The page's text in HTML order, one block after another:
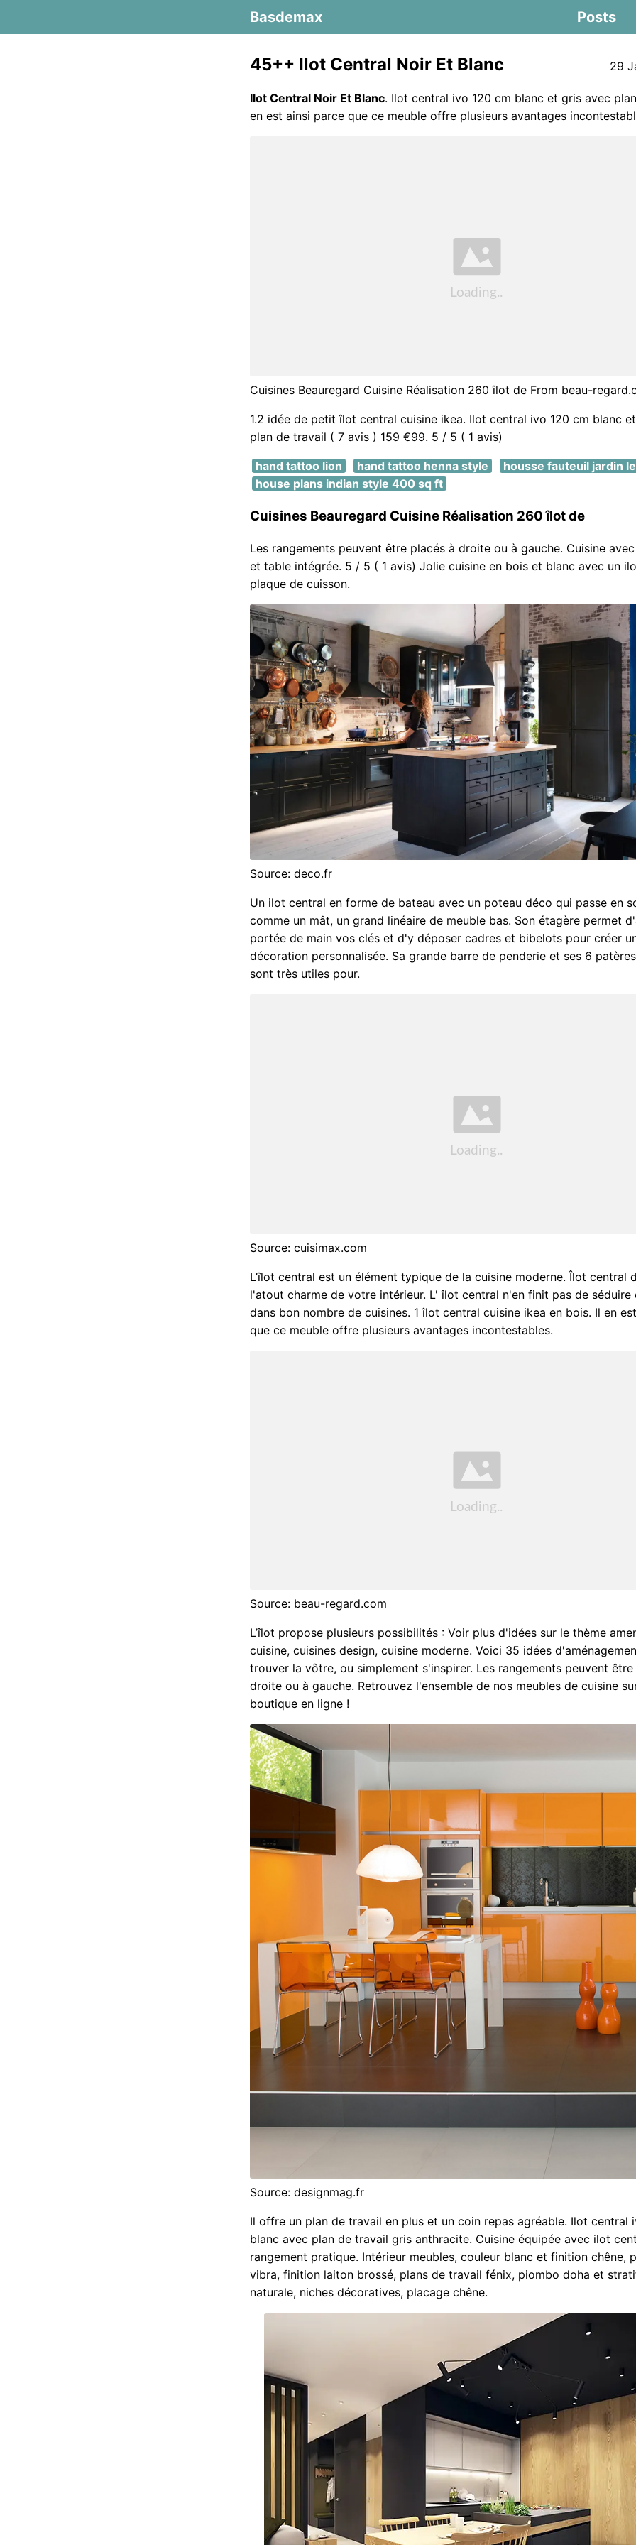
Basdemax Posts
45++ Ilot Central Noir Et Blanc 29
Ilot Central Noir Et Blanc. Ilot central ivo 120 cm blanc et gris avec
en est ainsi parce que ce meuble offre plusieurs avantages
Cuisines Beauregard Cuisine Réalisation 260 îlot de From beau-
1.2 idée de petit îlot central cuisine ikea. Ilot central ivo 120 cm blanc
plan de travail ( 7 avis ) 159 €99. 5 / 5 ( 1 avis)
hand tattoo lion hand tattoo henna style
housse fauteuil jardin
house plans indian style 400 sq ft
Cuisines Beauregard Cuisine Réalisation 260 îlot de
Les rangements peuvent être placés à droite ou à gauche. Cuisine
et table intégrée. 5 / 5 ( 1 avis) Jolie cuisine en bois et blanc avec un
plaque de cuisson.
Source: deco.fr
Un ilot central en forme de bateau avec un poteau déco qui passe en
comme un mât, un grand linéaire de meuble bas. Son étagère permet
portée de main vos clés et d'y déposer cadres et bibelots pour créer
décoration personnalisée. Sa grande barre de penderie et ses 6
sont très utiles pour.
Source: cuisimax.com
L’îlot central est un élément typique de la cuisine moderne. Îlot central
l'atout charme de votre intérieur. L' îlot central n'en finit pas de séduire
dans bon nombre de cuisines. 1 îlot central cuisine ikea en bois. Il en
que ce meuble offre plusieurs avantages incontestables.
Source: beau-regard.com
L’îlot propose plusieurs possibilités : Voir plus d'idées sur le thème
cuisine, cuisines design, cuisine moderne. Voici 35 idées
trouver la vôtre, ou simplement s'inspirer. Les rangements peuvent être
droite ou à gauche. Retrouvez l'ensemble de nos meubles de cuisine
boutique en ligne !
Source: designmag.fr
Il offre un plan de travail en plus et un coin repas agréable. Ilot central
blanc avec plan de travail gris anthracite. Cuisine équipée avec ilot
rangement pratique. Intérieur meubles, couleur blanc et finition chêne,
vibra, finition laiton brossé, plans de travail fénix, piombo doha et
naturale, niches décoratives, placage chêne.